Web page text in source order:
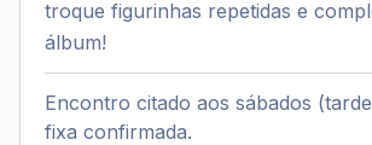
troque figurinhas repetidas e
álbum!
Encontro citado aos sábados
fixa confirmada.